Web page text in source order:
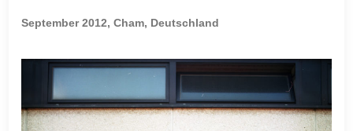
September 2012, Cham, Deutschland